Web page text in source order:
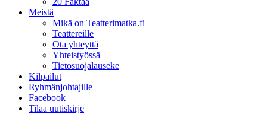
Meistä
Mikä on Teatterimatka.fi
Teattereille
Ota yhteyttä
Yhteistyössä
Tietosuojalauseke
Kilpailut
Ryhmänjohtajille
Facebook
Tilaa uutiskirje